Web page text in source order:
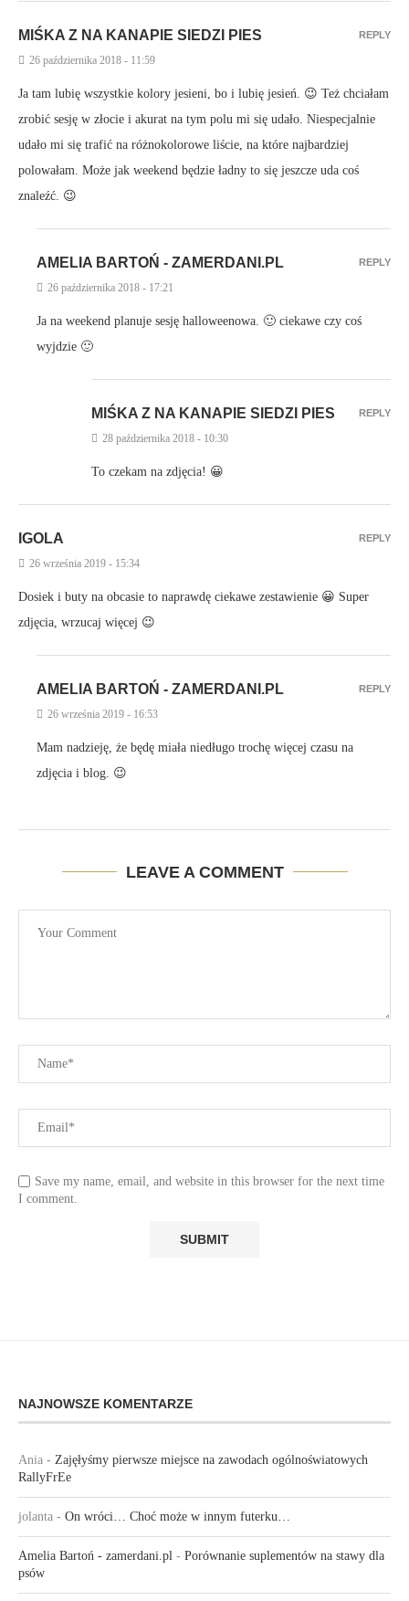
MIŚKA Z NA KANAPIE SIEDZI PIES
26 października 2018 - 11:59
Ja tam lubię wszystkie kolory jesieni, bo i lubię jesień. 😉 Też chciałam
zrobić sesję w złocie i akurat na tym polu mi się udało. Niespecjalnie
udało mi się trafić na różnokolorowe liście, na które najbardziej
polowałam. Może jak weekend będzie ładny to się jeszcze uda coś
znaleźć. 😉
REPLY
AMELIA BARTOŃ - ZAMERDANI.PL
26 października 2018 - 17:21
Ja na weekend planuje sesję halloweenowa. 🙂 ciekawe czy coś
wyjdzie 🙂
REPLY
MIŚKA Z NA KANAPIE SIEDZI PIES
28 października 2018 - 10:30
To czekam na zdjęcia! 😀
REPLY
IGOLA
26 września 2019 - 15:34
Dosiek i buty na obcasie to naprawdę ciekawe zestawienie 😀 Super
zdjęcia, wrzucaj więcej 😉
REPLY
AMELIA BARTOŃ - ZAMERDANI.PL
26 września 2019 - 16:53
Mam nadzieję, że będę miała niedługo trochę więcej czasu na
zdjęcia i blog. 😉
REPLY
LEAVE A COMMENT
Save my name, email, and website in this browser for the next time
I comment.
NAJNOWSZE KOMENTARZE
Ania - Zajęłyśmy pierwsze miejsce na zawodach ogólnoświatowych
RallyFrEe
jolanta - On wróci… Choć może w innym futerku…
Amelia Bartoń - zamerdani.pl - Porównanie suplementów na stawy dla
psów